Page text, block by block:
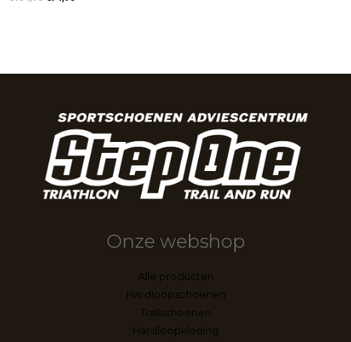
Onze webshop
Alle producten
Hardloopschoenen
Trailschoenen
Hardloopkleding